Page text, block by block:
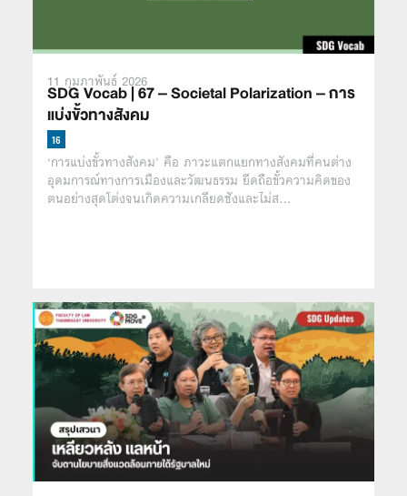
11 กุมภาพันธ์ 2026
SDG Vocab | 67 – Societal Polarization – การ
แบ่งขั้วทางสังคม
‘การแบ่งขั้วทางสังคม’ คือ ภาวะแตกแยกทางสังคมที่คนต่าง
อุดมการณ์ทางการเมืองและวัฒนธรรม ยึดถือขั้วความคิดของ
ตนอย่างสุดโต่งจนเกิดความเกลียดชังและไม่ส…